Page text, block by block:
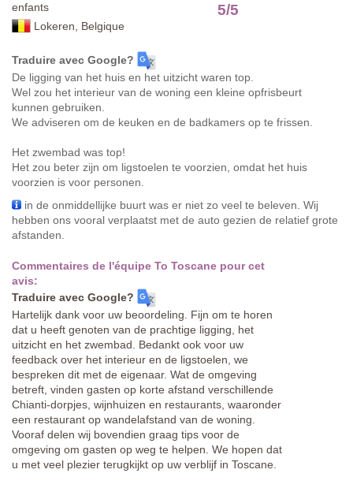
enfants
Lokeren, Belgique
5/5
Traduire avec Google?
De ligging van het huis en het uitzicht waren top.
Wel zou het interieur van de woning een kleine opfrisbeurt
kunnen gebruiken.
We adviseren om de keuken en de badkamers op te frissen.
Het zwembad was top!
Het zou beter zijn om ligstoelen te voorzien, omdat het huis
voorzien is voor personen.
in de onmiddellijke buurt was er niet zo veel te beleven. Wij
hebben ons vooral verplaatst met de auto gezien de relatief grote
afstanden.
Commentaires de l'équipe To Toscane pour cet
avis:
Traduire avec Google?
Hartelijk dank voor uw beoordeling. Fijn om te horen
dat u heeft genoten van de prachtige ligging, het
uitzicht en het zwembad. Bedankt ook voor uw
feedback over het interieur en de ligstoelen, we
bespreken dit met de eigenaar. Wat de omgeving
betreft, vinden gasten op korte afstand verschillende
Chianti-dorpjes, wijnhuizen en restaurants, waaronder
een restaurant op wandelafstand van de woning.
Vooraf delen wij bovendien graag tips voor de
omgeving om gasten op weg te helpen. We hopen dat
u met veel plezier terugkijkt op uw verblijf in Toscane.